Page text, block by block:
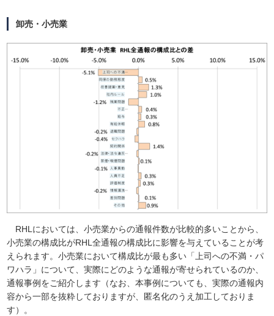
卸売・小売業
RHLにおいては、小売業からの通報件数が比較的多いことから、
小売業の構成比がRHL全通報の構成比に影響を与えていることが考
えられます。小売業において構成比が最も多い「上司への不満・パ
ワハラ」について、実際にどのような通報が寄せられているのか、
通報事例をご紹介します（なお、本事例についても、実際の通報内
容から一部を抜粋しておりますが、匿名化のうえ加工しておりま
す）。